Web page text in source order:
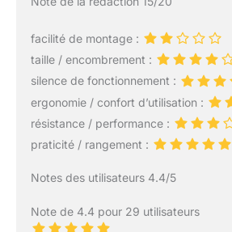
facilité de montage :
taille / encombrement :
silence de fonctionnement :
ergonomie / confort d’utilisation :
résistance / performance :
praticité / rangement :
Notes des utilisateurs 4.4/5
Note de 4.4 pour 29 utilisateurs